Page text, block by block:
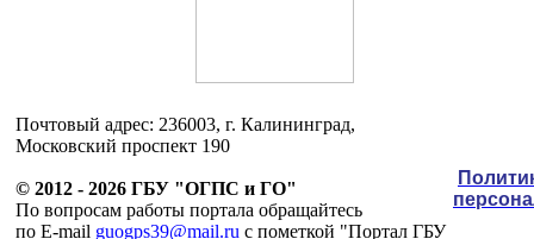
Почтовый адрес: 236003, г. Калининград,
Московский проспект 190
© 2012 - 2026 ГБУ "ОГПС и ГО"
По вопросам работы портала обращайтесь
по E-mail guogps39@mail.ru c пометкой "Портал ГБУ